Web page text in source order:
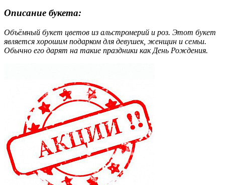
Описание букета:
Объёмный букет цветов из альстромерий и роз. Этот букет
является хорошим подарком для девушек, женщин и семьи.
Обычно его дарят на такие праздники как День Рождения.